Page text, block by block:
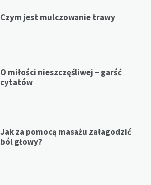
Czym jest mulczowanie trawy
O miłości nieszczęśliwej – garść
cytatów
Jak za pomocą masażu załagodzić
ból głowy?